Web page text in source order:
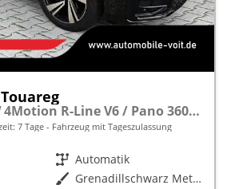
3.0 TDI 210 kW 4Motion R-Line V6 / Pano 360Grad
7 Tage Fahrzeug mit Tageszulassung
Getriebe Automatik
Außenfarbe
Grenadillschwarz Metallic